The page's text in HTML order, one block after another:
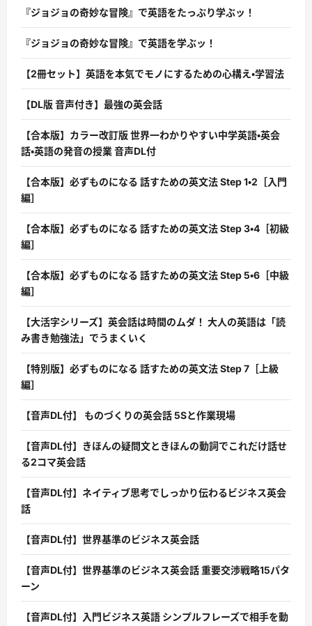
『ジョジョの奇妙な冒険』で英語をたっぷり学ぶッ！
『ジョジョの奇妙な冒険』で英語を学ぶッ！
【2冊セット】英語を本気でモノにするための心構え・学習法
【DL版 音声付き】最強の英会話
【合本版】カラー改訂版 世界一わかりやすい中学英語・英会
話・英語の発音の授業 音声DL付
【合本版】必ずものになる 話すための英文法 Step 1・2［入門
編］
【合本版】必ずものになる 話すための英文法 Step 3・4［初級
編］
【合本版】必ずものになる 話すための英文法 Step 5・6［中級
編］
【大活字シリーズ】英会話は時間のムダ！ 大人の英語は「読
み書き勉強法」でうまくいく
【特別版】必ずものになる 話すための英文法 Step 7［上級
編］
【音声DL付】 ものづくりの英会話 5Sと作業現場
【音声DL付】きほんの疑問文ときほんの動詞でこれだけ話せ
る2コマ英会話
【音声DL付】ネイティブ思考でしっかり伝わるビジネス英会
話
【音声DL付】世界基準のビジネス英会話
【音声DL付】世界基準のビジネス英会話 重要交渉戦略15パタ
ーン
【音声DL付】入門ビジネス英語 シンプルフレーズで相手を動